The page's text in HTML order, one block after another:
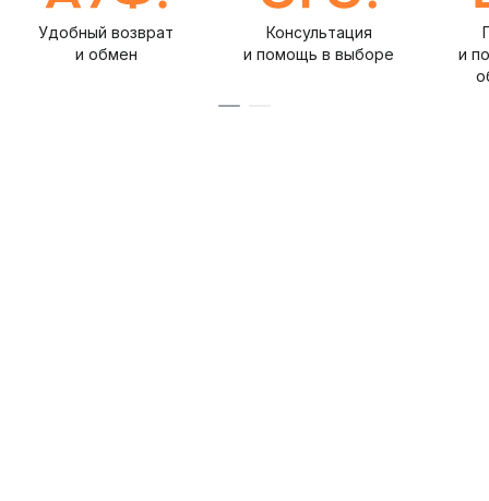
Удобный возврат
и обмен
Консультация
и помощь в выборе
и